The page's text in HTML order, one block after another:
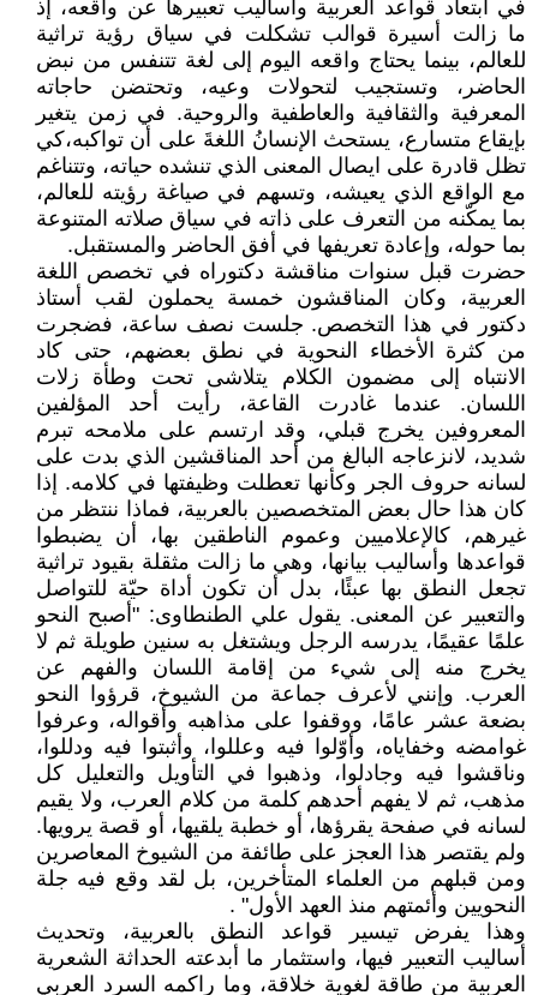
في ابتعاد قواعد العربية وأساليب تعبيرها عن واقعه، إذ
ما زالت أسيرة قوالب تشكلت في سياق رؤية تراثية
للعالم، بينما يحتاج واقعه اليوم إلى لغة تتنفس من نبض
الحاضر، وتستجيب لتحولات وعيه، وتحتضن حاجاته
المعرفية والثقافية والعاطفية والروحية. في زمن يتغير
بإيقاع متسارع، يستحث الإنسانُ اللغةَ على أن تواكبه،كي
تظل قادرة على ايصال المعنى الذي تنشده حياته، وتتناغم
مع الواقع الذي يعيشه، وتسهم في صياغة رؤيته للعالم،
بما يمكّنه من التعرف على ذاته في سياق صلاته المتنوعة
بما حوله، وإعادة تعريفها في أفق الحاضر والمستقبل.
حضرت قبل سنوات مناقشة دكتوراه في تخصص اللغة
العربية، وكان المناقشون خمسة يحملون لقب أستاذ
دكتور في هذا التخصص. جلست نصف ساعة، فضجرت
من كثرة الأخطاء النحوية في نطق بعضهم، حتى كاد
الانتباه إلى مضمون الكلام يتلاشى تحت وطأة زلات
اللسان. عندما غادرت القاعة، رأيت أحد المؤلفين
المعروفين يخرج قبلي، وقد ارتسم على ملامحه تبرم
شديد، لانزعاجه البالغ من أحد المناقشين الذي بدت على
لسانه حروف الجر وكأنها تعطلت وظيفتها في كلامه. إذا
كان هذا حال بعض المتخصصين بالعربية، فماذا ننتظر من
غيرهم، كالإعلاميين وعموم الناطقين بها، أن يضبطوا
قواعدها وأساليب بيانها، وهي ما زالت مثقلة بقيود تراثية
تجعل النطق بها عبئًا، بدل أن تكون أداة حيّة للتواصل
والتعبير عن المعنى. يقول علي الطنطاوى: "أصبح النحو
علمًا عقيمًا، يدرسه الرجل ويشتغل به سنين طويلة ثم لا
يخرج منه إلى شيء من إقامة اللسان والفهم عن
العرب. وإنني لأعرف جماعة من الشيوخ، قرؤوا النحو
بضعة عشر عامًا، ووقفوا على مذاهبه وأقواله، وعرفوا
غوامضه وخفاياه، وأوّلوا فيه وعللوا، وأثبتوا فيه ودللوا،
وناقشوا فيه وجادلوا، وذهبوا في التأويل والتعليل كل
مذهب، ثم لا يفهم أحدهم كلمة من كلام العرب، ولا يقيم
لسانه في صفحة يقرؤها، أو خطبة يلقيها، أو قصة يرويها.
ولم يقتصر هذا العجز على طائفة من الشيوخ المعاصرين
ومن قبلهم من العلماء المتأخرين، بل لقد وقع فيه جلة
النحويين وأئمتهم منذ العهد الأول" .
وهذا يفرض تيسير قواعد النطق بالعربية، وتحديث
أساليب التعبير فيها، واستثمار ما أبدعته الحداثة الشعرية
العربية من طاقة لغوية خلاقة، وما راكمه السرد العربي